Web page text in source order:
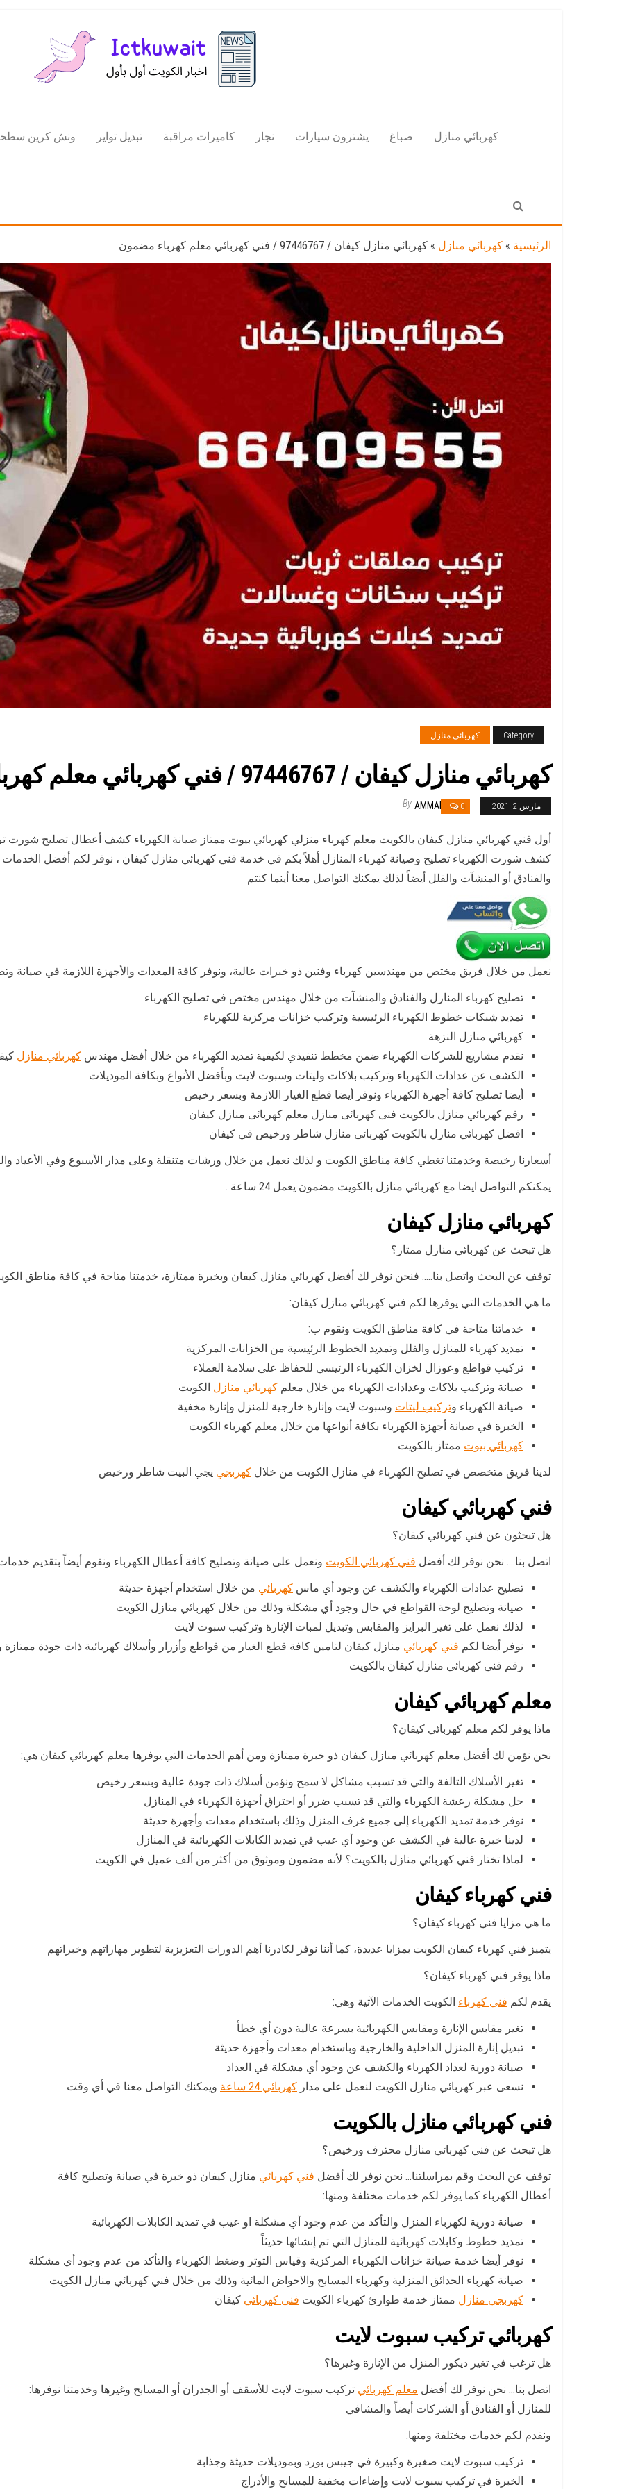
الكويت
تكنولوجيا
المعلومات
ونش كرين تبديل تواير كاميرات مراقبة نجار يشترون سيارات صباغ كهربائي منازل
الرئيسية » كهربائي منازل » كهربائي منازل كيفان / 97446767 / فني كهربائي معلم كهرباء مضمون
Category كهربائي منازل
كهربائي منازل كيفان / 97446767 / فني كهربائي معلم كهرباء مضمون
مارس 2, 2021 0
By AMMAR
أول فني كهربائي منازل كيفان بالكويت معلم كهرباء منزلي كهربائي بيوت ممتاز صيانة الكهرباء كشف أعطال تصليح شورت
كشف شورت الكهرباء تصليح وصيانة كهرباء المنازل أهلاً بكم في خدمة فني كهربائي منازل كيفان ، نوفر لكم أفضل الخدمات
والفنادق أو المنشآت والفلل أيضاً لذلك يمكنك التواصل معنا أينما كنتم
نعمل من خلال فريق مختص من مهندسين كهرباء وفنين ذو خبرات عالية، ونوفر كافة المعدات والأجهزة اللازمة في صيانة
تصليح كهرباء المنازل والفنادق والمنشآت من خلال مهندس مختص في تصليح الكهرباء
تمديد شبكات خطوط الكهرباء الرئيسية وتركيب خزانات مركزية للكهرباء
كهربائي منازل النزهة
نقدم مشاريع للشركات الكهرباء ضمن مخطط تنفيذي لكيفية تمديد الكهرباء من خلال أفضل مهندس كهربائي منازل
الكشف عن عدادات الكهرباء وتركيب بلاكات وليتات وسبوت لايت وبأفضل الأنواع وبكافة الموديلات
أيضا تصليح كافة أجهزة الكهرباء ونوفر أيضا قطع الغيار اللازمة وبسعر رخيص
رقم كهربائي منازل بالكويت فنى كهربائى منازل معلم كهربائى منازل كيفان
افضل كهربائي منازل بالكويت كهربائى منازل شاطر ورخيص في كيفان
أسعارنا رخيصة وخدمتنا تغطي كافة مناطق الكويت و لذلك نعمل من خلال ورشات متنقلة وعلى مدار الأسبوع وفي الأعياد
يمكنكم التواصل ايضا مع كهربائي منازل بالكويت مضمون يعمل 24 ساعة .
كهربائي منازل كيفان
هل تبحث عن كهربائي منازل ممتاز؟
توقف عن البحث واتصل بنا….. فنحن نوفر لك أفضل كهربائي منازل كيفان وبخبرة ممتازة، خدمتنا متاحة في كافة مناطق
ما هي الخدمات التي يوفرها لكم فني كهربائي منازل كيفان:
خدماتنا متاحة في كافة مناطق الكويت ونقوم ب:
تمديد كهرباء للمنازل والفلل وتمديد الخطوط الرئيسية من الخزانات المركزية
تركيب قواطع وعوزال لخزان الكهرباء الرئيسي للحفاظ على سلامة العملاء
صيانة وتركيب بلاكات وعدادات الكهرباء من خلال معلم كهربائي منازل الكويت
صيانة الكهرباء وتركيب ليتات وسبوت لايت وإنارة خارجية للمنزل وإنارة مخفية
الخبرة في صيانة أجهزة الكهرباء بكافة أنواعها من خلال معلم كهرباء الكويت
كهربائي بيوت ممتاز بالكويت .
لدينا فريق متخصص في تصليح الكهرباء في منازل الكويت من خلال كهربجي يجي البيت شاطر ورخيص
فني كهربائي كيفان
هل تبحثون عن فني كهربائي كيفان؟
اتصل بنا…. نحن نوفر لك أفضل فني كهربائي الكويت ونعمل على صيانة وتصليح كافة أعطال الكهرباء ونقوم أيضاً بتقديم
تصليح عدادات الكهرباء والكشف عن وجود أي ماس كهربائي من خلال استخدام أجهزة حديثة
صيانة وتصليح لوحة القواطع في حال وجود أي مشكلة وذلك من خلال كهربائي منازل الكويت
لذلك نعمل على تغير البرايز والمقابس وتبديل لمبات الإنارة وتركيب سبوت لايت
نوفر أيضا لكم فني كهربائي منازل كيفان لتامين كافة قطع الغيار من قواطع وأزرار وأسلاك كهربائية ذات جودة
رقم فني كهربائي منازل كيفان بالكويت
معلم كهربائي كيفان
ماذا يوفر لكم معلم كهربائي كيفان؟
نحن نؤمن لك أفضل معلم كهربائي منازل كيفان ذو خبرة ممتازة ومن أهم الخدمات التي يوفرها معلم كهربائي كيفان هي:
تغير الأسلاك التالفة والتي قد تسبب مشاكل لا سمح ونؤمن أسلاك ذات جودة عالية وبسعر رخيص
حل مشكلة رعشة الكهرباء والتي قد تسبب ضرر أو احتراق أجهزة الكهرباء في المنازل
نوفر خدمة تمديد الكهرباء إلى جميع غرف المنزل وذلك باستخدام معدات وأجهزة حديثة
لدينا خبرة عالية في الكشف عن وجود أي عيب في تمديد الكابلات الكهربائية في المنازل
لماذا تختار فني كهربائي منازل بالكويت؟ لأنه مضمون وموثوق من أكثر من ألف عميل في الكويت
فني كهرباء كيفان
ما هي مزايا فني كهرباء كيفان؟
يتميز فني كهرباء كيفان الكويت بمزايا عديدة، كما أننا نوفر لكادرنا أهم الدورات التعزيزية لتطوير مهاراتهم وخبراتهم
ماذا يوفر فني كهرباء كيفان؟
يقدم لكم فني كهرباء الكويت الخدمات الآتية وهي:
تغير مقابس الإنارة ومقابس الكهربائية بسرعة عالية دون أي خطأ
تبديل إنارة المنزل الداخلية والخارجية وباستخدام معدات وأجهزة حديثة
صيانة دورية لعداد الكهرباء والكشف عن وجود أي مشكلة في العداد
نسعى عبر كهربائي منازل الكويت لنعمل على مدار كهربائي 24 ساعة ويمكنك التواصل معنا في أي وقت
فني كهربائي منازل بالكويت
هل تبحث عن فني كهربائي منازل محترف ورخيص؟
توقف عن البحث وقم بمراسلتنا… نحن نوفر لك أفضل فني كهربائي منازل كيفان ذو خبرة في صيانة وتصليح كافة
أعطال الكهرباء كما يوفر لكم خدمات مختلفة ومنها:
صيانة دورية لكهرباء المنزل والتأكد من عدم وجود أي مشكلة او عيب في تمديد الكابلات الكهربائية
تمديد خطوط وكابلات كهربائية للمنازل التي تم إنشائها حديثاً
نوفر أيضا خدمة صيانة خزانات الكهرباء المركزية وقياس التوتر وضغط الكهرباء والتأكد من عدم وجود أي مشكلة
صيانة كهرباء الحدائق المنزلية وكهرباء المسابح والاحواض المائية وذلك من خلال فني كهربائي منازل الكويت
كهربجي منازل ممتاز خدمة طوارئ كهرباء الكويت فنى كهربائي كيفان
كهربائي تركيب سبوت لايت
هل ترغب في تغير ديكور المنزل من الإنارة وغيرها؟
اتصل بنا… نحن نوفر لك أفضل معلم كهربائي تركيب سبوت لايت للأسقف أو الجدران أو المسابح وغيرها وخدمتنا نوفرها:
للمنازل أو الفنادق أو الشركات أيضاً والمشافي
ونقدم لكم خدمات مختلفة ومنها:
تركيب سبوت لايت صغيرة وكبيرة في جيبس بورد وبموديلات حديثة وجذابة
الخبرة في تركيب سبوت لايت وإضاءات مخفية للمسابح والأدراج